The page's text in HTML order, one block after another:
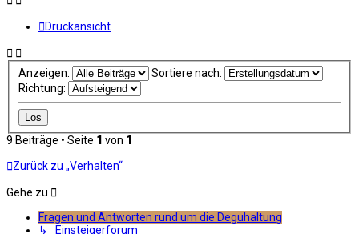
Druckansicht
Anzeigen:
Sortiere nach:
Richtung:
9 Beiträge • Seite 1 von 1
Zurück zu „Verhalten“
Gehe zu
Fragen und Antworten rund um die Deguhaltung
↳ Einsteigerforum